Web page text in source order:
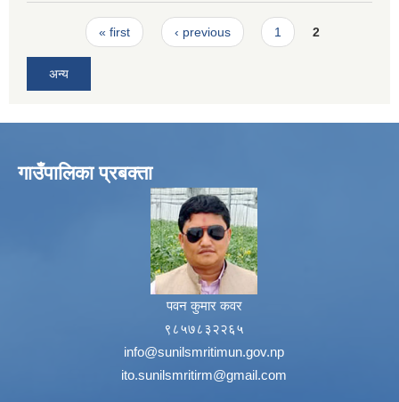
Pages« first ‹ previous 1 2
अन्य
गाउँपालिका प्रबक्ता
पवन कुमार कवर
९८५७८३२२६५
info@sunilsmritimun.gov.np
ito.sunilsmritirm@gmail.com